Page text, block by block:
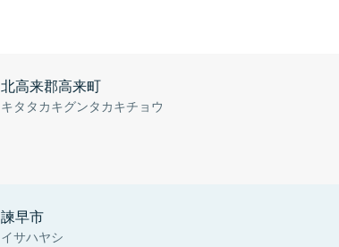
北高来郡高来町
キタタカキグンタカキチョウ
諫早市
イサハヤシ